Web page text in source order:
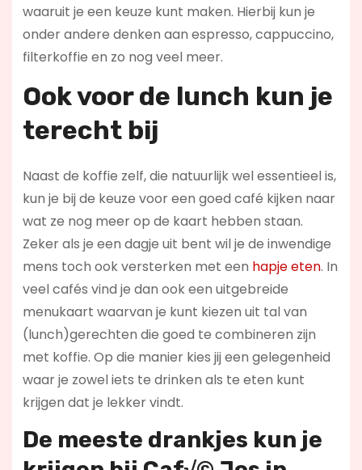
waaruit je een keuze kunt maken. Hierbij kun je
onder andere denken aan espresso, cappuccino,
filterkoffie en zo nog veel meer.
Ook voor de lunch kun je
terecht bij
Naast de koffie zelf, die natuurlijk wel essentieel is,
kun je bij de keuze voor een goed café kijken naar
wat ze nog meer op de kaart hebben staan.
Zeker als je een dagje uit bent wil je de inwendige
mens toch ook versterken met een hapje eten. In
veel cafés vind je dan ook een uitgebreide
menukaart waarvan je kunt kiezen uit tal van
(lunch)gerechten die goed te combineren zijn
met koffie. Op die manier kies jij een gelegenheid
waar je zowel iets te drinken als te eten kunt
krijgen dat je lekker vindt.
De meeste drankjes kun je